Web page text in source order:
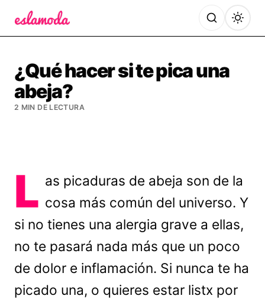
¿Qué hacer si te pica una
abeja?
2 MIN DE LECTURA
L as picaduras de abeja son de la
cosa más común del universo. Y
si no tienes una alergia grave a ellas,
no te pasará nada más que un poco
de dolor e inflamación. Si nunca te ha
picado una, o quieres estar listx por